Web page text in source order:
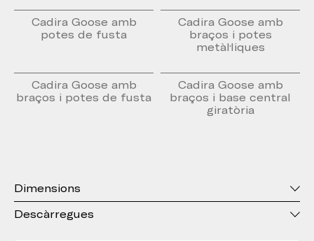
Cadira Goose amb
potes de fusta
Cadira Goose amb
braços i potes
metàl·liques
Cadira Goose amb
braços i potes de fusta
Cadira Goose amb
braços i base central
giratòria
Dimensions
Descàrregues